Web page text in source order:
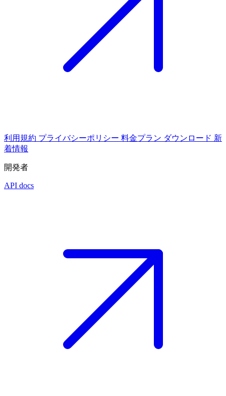
利用規約 プライバシーポリシー 料金プラン ダウンロード 新
着情報
開発者
API docs